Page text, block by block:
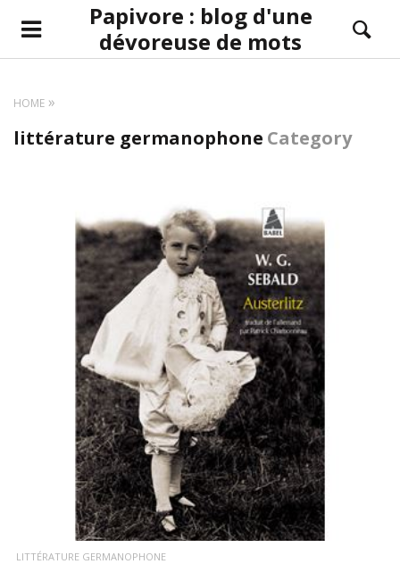
Papivore : blog d'une
dévoreuse de mots
HOME
littérature germanophone Category
LIRE LA SUITE
LITTÉRATURE GERMANOPHONE